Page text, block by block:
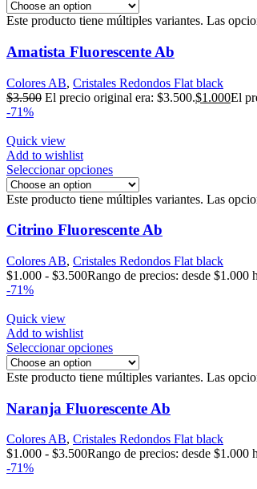
Este producto tiene múltiples variantes. Las
Amatista Fluorescente Ab
Colores AB, Cristales Redondos Flat black
$3.500 El precio original era: $3.500.$1.000El
-71%
Quick view
Add to wishlist
Seleccionar opciones
Este producto tiene múltiples variantes. Las
Citrino Fluorescente Ab
Colores AB, Cristales Redondos Flat black
$1.000 - $3.500Rango de precios: desde $1.000
-71%
Quick view
Add to wishlist
Seleccionar opciones
Este producto tiene múltiples variantes. Las
Naranja Fluorescente Ab
Colores AB, Cristales Redondos Flat black
$1.000 - $3.500Rango de precios: desde $1.000
-71%